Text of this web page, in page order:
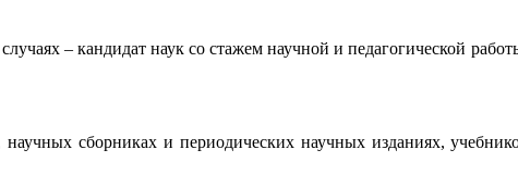
– кандидат наук со стажем научной и педагогической
сборниках и периодических научных изданиях,